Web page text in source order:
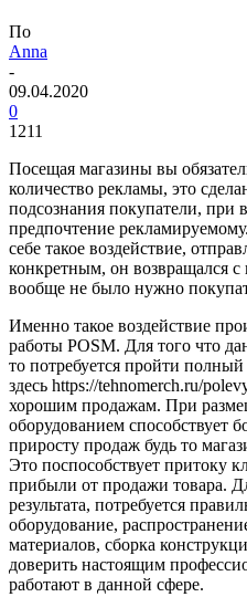
По
Anna
-
09.04.2020
0
1211
Посещая магазины вы
количество рекламы, это
подсознания покупатели, при
предпочтение
себе такое воздействие,
конкретным, он возвращался
вообще не было нужно
Именно такое воздействие
работы POSM. Для того что
то потребуется пройти
здесь https://tehnomerch.ru/
хорошим продажам. При
оборудованием способствует
приросту продаж будь то
Это поспособствует притоку
прибыли от продажи товара.
результата, потребуется
оборудование,
материалов, сборка
доверить настоящим
работают в данной сфере.